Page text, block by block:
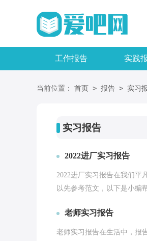
工作报告 实践
当前位置： 首页 > 报告 > 实习
实习报告
2022进厂实习报告
2022进厂实习报告在我们平
以先参考范文，以下是小编
老师实习报告
老师实习报告在生活中，报